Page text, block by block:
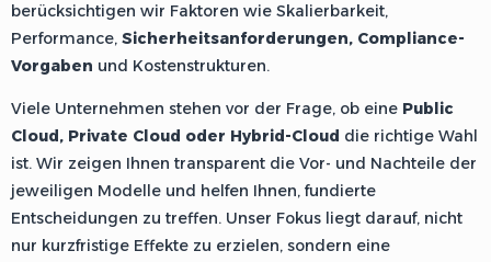
berücksichtigen wir Faktoren wie Skalierbarkeit,
Performance, Sicherheitsanforderungen, Compliance-
Vorgaben und Kostenstrukturen.
Viele Unternehmen stehen vor der Frage, ob eine Public
Cloud, Private Cloud oder Hybrid-Cloud die richtige Wahl
ist. Wir zeigen Ihnen transparent die Vor- und Nachteile der
jeweiligen Modelle und helfen Ihnen, fundierte
Entscheidungen zu treffen. Unser Fokus liegt darauf, nicht
nur kurzfristige Effekte zu erzielen, sondern eine